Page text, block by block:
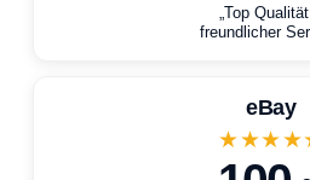
„Top
freundlicher
eBay